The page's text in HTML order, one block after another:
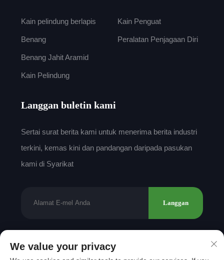
Kain pelindung berlapis
Benang
Benang Jahit Aramid
Kain Pelindung
Kain Penguat
Peralatan Penjagaan Diri
Langgan buletin kami
Sertai surat berita kami untuk menerima berita industri
terkini, kemas kini dan pandangan daripada pasukan
kami di Syarikat
Langgan
Hak Cipta © 2025 oleh Shantou Mingda Textile
We value your privacy